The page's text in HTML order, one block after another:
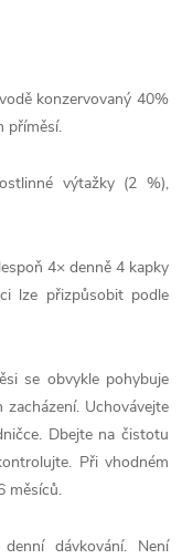
konzervovaný 40%
příměsí.
výtažky (2 %),
4× denně 4 kapky
lze přizpůsobit podle
se obvykle pohybuje
Uchovávejte
Dbejte na čistotu
Při vhodném
měsíců.
dávkování. Není